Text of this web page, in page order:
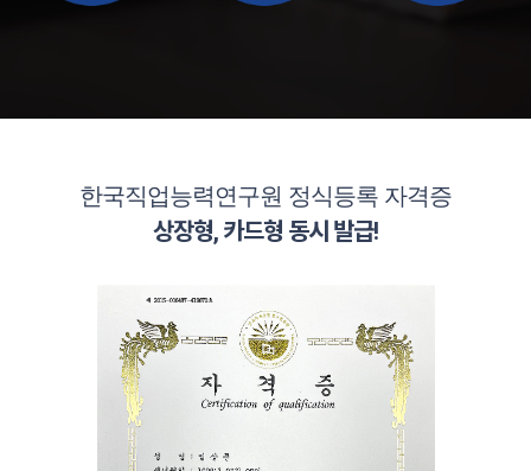
한국직업능력연구원 정식등록 자격증
상장형, 카드형 동시 발급!